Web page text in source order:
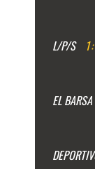
L/P/S 1:
EL BARSA